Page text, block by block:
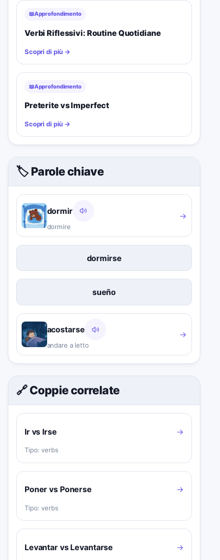
📖Approfondimento
Verbi Riflessivi: Routine Quotidiane
Scopri di più →
📖Approfondimento
Preterite vs Imperfect
Scopri di più →
🏷️ Parole chiave
dormir
dormire
→
dormirse
sueño
acostarse
andare a letto
→
🔗 Coppie correlate
Ir vs Irse →
Tipo: verbs
Poner vs Ponerse →
Tipo: verbs
Levantar vs Levantarse →